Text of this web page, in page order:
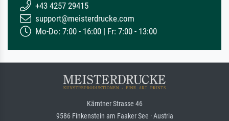
+43 4257 29415
support@meisterdrucke.com
Mo-Do: 7:00 - 16:00 | Fr: 7:00 - 13:00
Kärntner Strasse 46
9586 Finkenstein am Faaker See · Austria